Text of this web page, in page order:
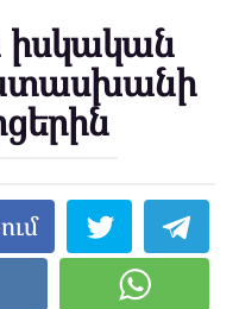
իսկական